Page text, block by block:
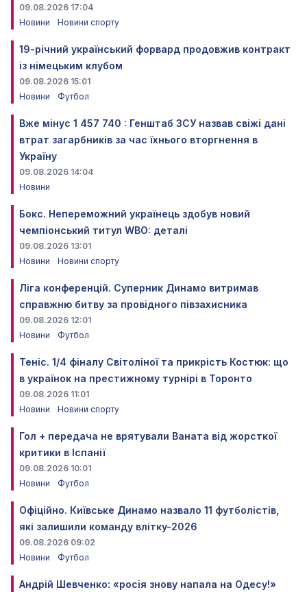
09.08.2026 17:04
Новини
Новини спорту
19-річний український форвард продовжив контракт
із німецьким клубом
09.08.2026 15:01
Новини
Футбол
Вже мінус 1 457 740 : Генштаб ЗСУ назвав свіжі дані
втрат загарбників за час їхнього вторгнення в
Україну
09.08.2026 14:04
Новини
Бокс. Непереможний українець здобув новий
чемпіонський титул WBO: деталі
09.08.2026 13:01
Новини
Новини спорту
Ліга конференцій. Суперник Динамо витримав
справжню битву за провідного півзахисника
09.08.2026 12:01
Новини
Футбол
Теніс. 1/4 фіналу Світоліної та прикрість Костюк: що
в українок на престижному турнірі в Торонто
09.08.2026 11:01
Новини
Новини спорту
Гол + передача не врятували Ваната від жорсткої
критики в Іспанії
09.08.2026 10:01
Новини
Футбол
Офіційно. Київське Динамо назвало 11 футболістів,
які залишили команду влітку-2026
09.08.2026 09:02
Новини
Футбол
Андрій Шевченко: «росія знову напала на Одесу!»